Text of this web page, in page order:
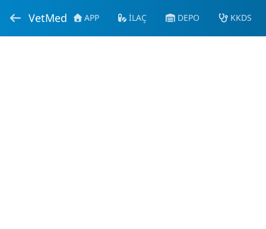
VetMed APP İLAÇ DEPO KKDS